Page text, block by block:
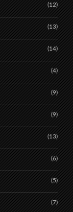
(12)
(13)
(14)
(4)
(9)
(9)
(13)
(6)
(5)
(7)